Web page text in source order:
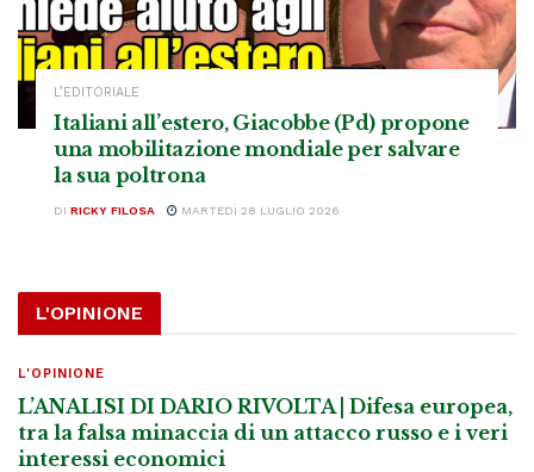
L’EDITORIALE
Italiani all’estero, Giacobbe (Pd) propone
una mobilitazione mondiale per salvare
la sua poltrona
DI RICKY FILOSA MARTEDÌ 28 LUGLIO 2026
L'OPINIONE
L'OPINIONE
L’ANALISI DI DARIO RIVOLTA | Difesa europea,
tra la falsa minaccia di un attacco russo e i veri
interessi economici